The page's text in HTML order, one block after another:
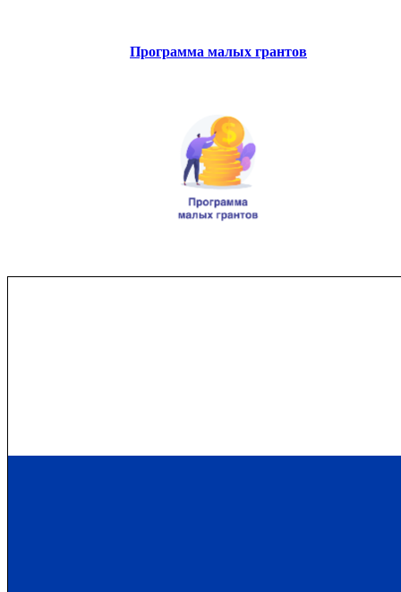
Программа малых грантов